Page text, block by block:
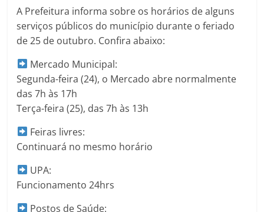
A Prefeitura informa sobre os horários de alguns
serviços públicos do município durante o feriado
de 25 de outubro. Confira abaixo:
Mercado Municipal:
Segunda-feira (24), o Mercado abre normalmente
das 7h às 17h
Terça-feira (25), das 7h às 13h
Feiras livres:
Continuará no mesmo horário
UPA:
Funcionamento 24hrs
Postos de Saúde: